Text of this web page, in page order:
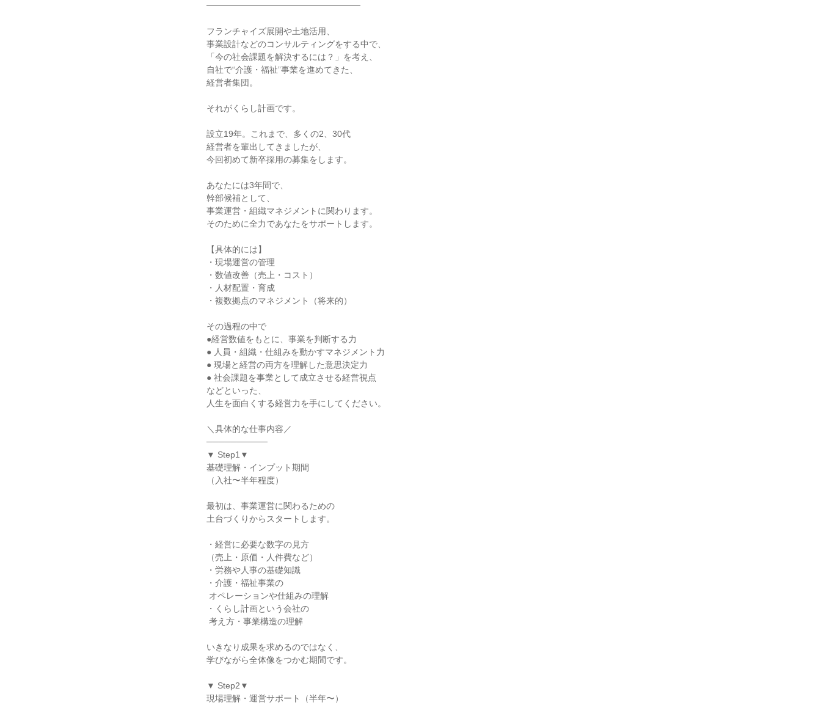
━━━━━━━━━━━━━━━━━━
フランチャイズ展開や土地活用、
事業設計などのコンサルティングをする中で、
「今の社会課題を解決するには？」を考え、
自社で“介護・福祉”事業を進めてきた、
経営者集団。
それがくらし計画です。
設立19年。これまで、多くの2、30代
経営者を輩出してきましたが、
今回初めて新卒採用の募集をします。
あなたには3年間で、
幹部候補として、
事業運営・組織マネジメントに関わります。
そのために全力であなたをサポートします。
【具体的には】
・現場運営の管理
・数値改善（売上・コスト）
・人材配置・育成
・複数拠点のマネジメント（将来的）
その過程の中で
●経営数値をもとに、事業を判断する力
● 人員・組織・仕組みを動かすマネジメント力
● 現場と経営の両方を理解した意思決定力
● 社会課題を事業として成立させる経営視点
などといった、
人生を面白くする経営力を手にしてください。
＼具体的な仕事内容／
──────────
▼ Step1▼
基礎理解・インプット期間
（入社〜半年程度）
最初は、事業運営に関わるための
土台づくりからスタートします。
・経営に必要な数字の見方
（売上・原価・人件費など）
・労務や人事の基礎知識
・介護・福祉事業の
・くらし計画という会社の
いきなり成果を求めるのではなく、
学びながら全体像をつかむ期間です。
▼ Step2▼
現場理解・運営サポート（半年〜）